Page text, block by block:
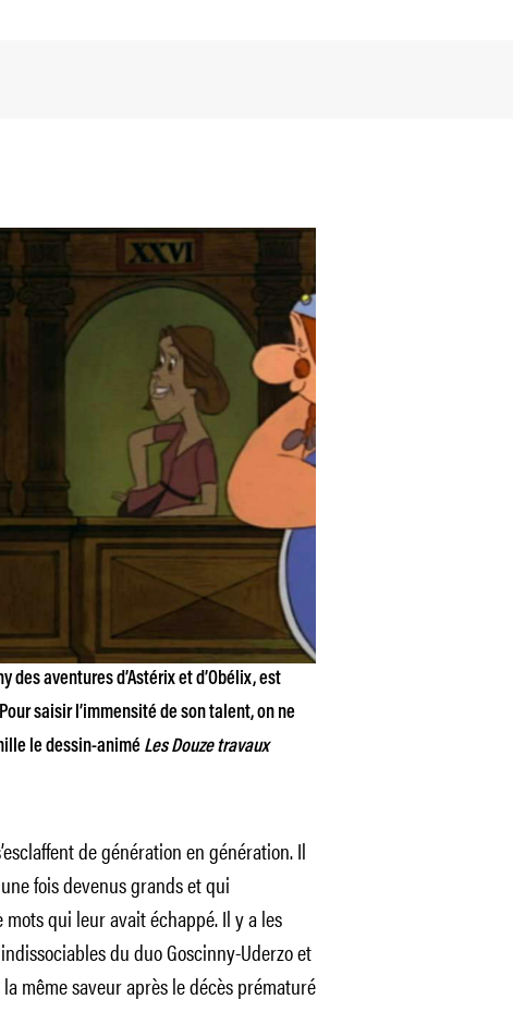
des aventures d’Astérix et d’Obélix, est
saisir l’immensité de son talent, on ne
le dessin-animé Les Douze travaux
de génération en génération. Il
fois devenus grands et qui
qui leur avait échappé. Il y a les
du duo Goscinny-Uderzo et
même saveur après le décès prématuré